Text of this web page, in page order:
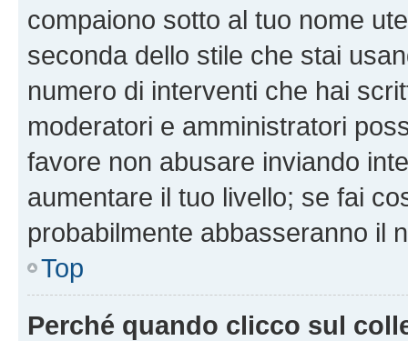
compaiono sotto al tuo nome
seconda dello stile che stai
numero di interventi che hai
moderatori e amministratori
favore non abusare inviando
aumentare il tuo livello; se fai
probabilmente abbasseranno il
Top
Perché quando clicco sul